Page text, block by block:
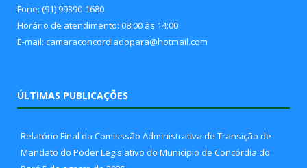
Fone: (91) 99390-1680
Horário de atendimento: 08:00 às 14:00
E-mail: camaraconcordiadopara@hotmail.com
ÚLTIMAS PUBLICAÇÕES
Relatório Final da Comisssão Administrativa de Transição de
Mandato do Poder Legislativo do Município de Concórdia do